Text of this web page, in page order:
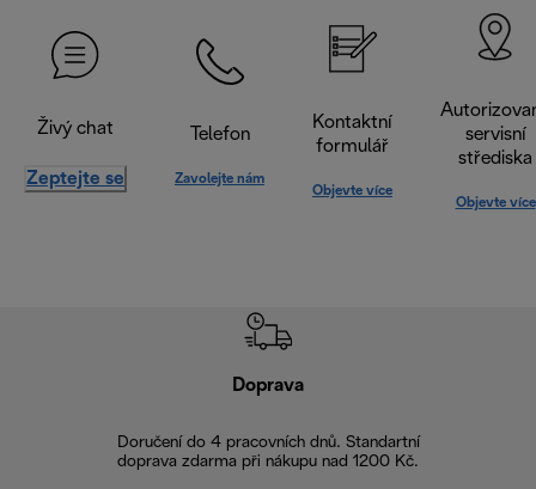
Živý chat
Zeptejte se
Telefon
Zavolejte nám
Kontaktní
formulář
Objevte více
servisní
střediska
Objevte více
Doprava
Doručení do 4 pracovních dnů. Standartní
doprava zdarma při nákupu nad 1200 Kč.